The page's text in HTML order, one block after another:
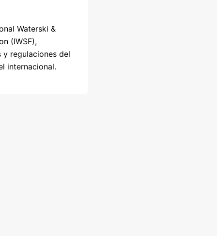
Waterski &
(IWSF),
regulaciones del
internacional.